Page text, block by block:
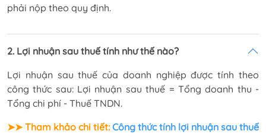
phải nộp theo quy định.
2. Lợi nhuận sau thuế tính như thế nào?
Lợi nhuận sau thuế của doanh nghiệp được tính theo
công thức sau: Lợi nhuận sau thuế = Tổng doanh thu -
Tổng chi phí - Thuế TNDN.
➤➤ Tham khảo chi tiết: Công thức tính lợi nhuận sau thuế